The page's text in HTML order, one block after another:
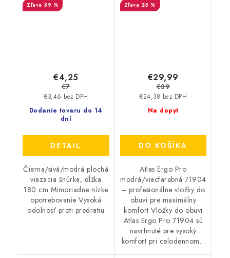
39 %
Dodanie tovaru do 14
dní
€3,46 bez DPH
€4,25
€7
DETAIL
Čierna/sivá/modrá plochá
viazacia šnúrka, dĺžka
180 cm Mimoriadne nízke
opotrebovanie Vysoká
odolnosť proti predratiu
23 %
Na dopyt
€24,38 bez DPH
€29,99
€39
DO KOŠÍKA
Atlas Ergo Pro
modrá/viacfarebná 71904
– profesionálne vložky do
obuvi pre maximálny
komfort Vložky do obuvi
Atlas Ergo Pro 71904 sú
navrhnuté pre vysoký
komfort pri celodennom...